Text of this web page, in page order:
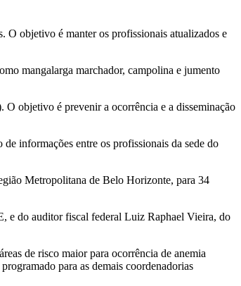
O objetivo é manter os profissionais atualizados e
mangalarga marchador, campolina e jumento
O objetivo é prevenir a ocorrência e a disseminação
informações entre os profissionais da sede do
Metropolitana de Belo Horizonte, para 34
e do auditor fiscal federal Luiz Raphael Vieira, do
de risco maior para ocorrência de anemia
para as demais coordenadorias